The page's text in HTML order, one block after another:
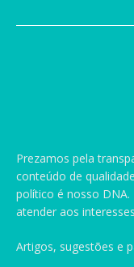
Prezamos pela
conteúdo de
político é nosso
atender aos
Artigos, sugestões e